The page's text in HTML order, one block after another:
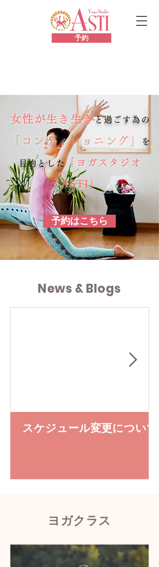
予約
女性が生き生きと過ごす為の
「コンディショニング」 を
目的とした「ヨガスタジオ
ASTI」
予約はこちら
News & Blogs
スケジュール変更について
ヨガクラス